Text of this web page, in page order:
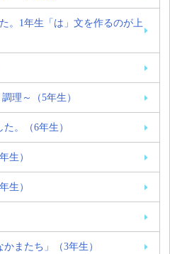
。1年生「は」文を作るのが上
理～（5年生）
。（6年生）
生）
生）
またち」（3年生）